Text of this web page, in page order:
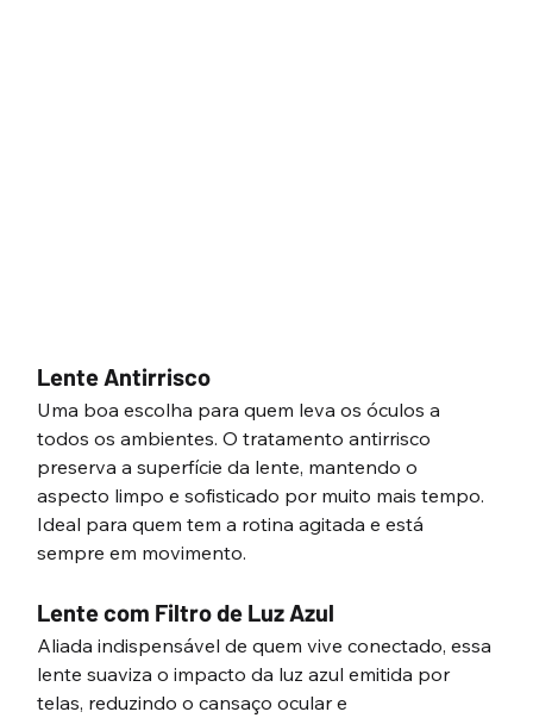
Lente Antirrisco
Uma boa escolha para quem leva os óculos a
todos os ambientes. O tratamento antirrisco
preserva a superfície da lente, mantendo o
aspecto limpo e sofisticado por muito mais tempo.
Ideal para quem tem a rotina agitada e está
sempre em movimento.
Lente com Filtro de Luz Azul
Aliada indispensável de quem vive conectado, essa
lente suaviza o impacto da luz azul emitida por
telas, reduzindo o cansaço ocular e